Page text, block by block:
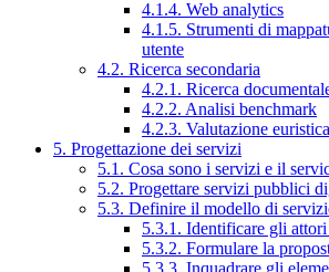
4.1.4. Web analytics
4.1.5. Strumenti di
utente
4.2. Ricerca secondaria
4.2.1. Ricerca
4.2.2. Analisi benchmark
4.2.3. Valutazione euristica
5. Progettazione dei servizi
5.1. Cosa sono i servizi e il
5.2. Progettare servizi pubblici
5.3. Definire il modello di
5.3.1. Identificare gli
5.3.2. Formulare la
5.3.3. Inquadrare gli